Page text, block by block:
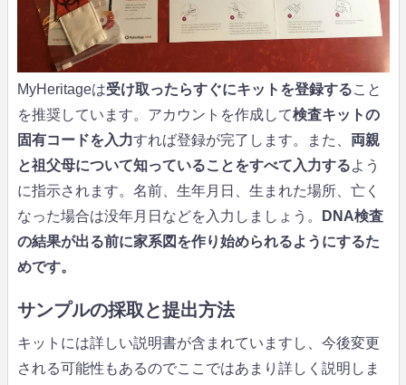
MyHeritageは受け取ったらすぐにキットを登録すること
を推奨しています。アカウントを作成して検査キットの
固有コードを入力すれば登録が完了します。また、 両親
と祖父母について知っていることをすべて入力するよう
に指示されます。名前、生年月日、生まれた場所、亡く
なった場合は没年月日などを入力しましょう。
DNA検査
の結果が出る前に家系図を作り始められるようにするた
めです。
サンプルの採取と提出方法
キットには詳しい説明書が含まれていますし、今後変更
される可能性もあるのでここではあまり詳しく説明しま